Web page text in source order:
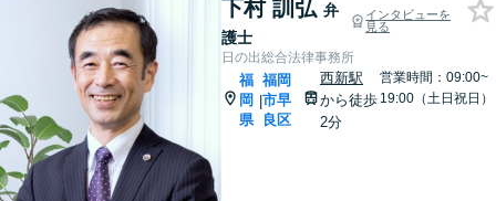
下村 訓弘 弁
護士
インタビューを
見る
日の出総合法律事務所
福
岡
県
|
福岡
市早
良区
西新駅
から徒歩
2分
営業時間：09:00~
19:00（土日祝日）